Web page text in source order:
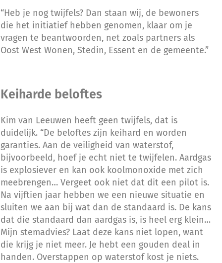
“Heb je nog twijfels? Dan staan wij, de bewoners
die het initiatief hebben genomen, klaar om je
vragen te beantwoorden, net zoals partners als
Oost West Wonen, Stedin, Essent en de gemeente.”
Keiharde beloftes
Kim van Leeuwen heeft geen twijfels, dat is
duidelijk. “De beloftes zijn keihard en worden
garanties. Aan de veiligheid van waterstof,
bijvoorbeeld, hoef je echt niet te twijfelen. Aardgas
is explosiever en kan ook koolmonoxide met zich
meebrengen… Vergeet ook niet dat dit een pilot is.
Na vijftien jaar hebben we een nieuwe situatie en
sluiten we aan bij wat dan de standaard is. De kans
dat die standaard dan aardgas is, is heel erg klein…
Mijn stemadvies? Laat deze kans niet lopen, want
die krijg je niet meer. Je hebt een gouden deal in
handen. Overstappen op waterstof kost je niets.